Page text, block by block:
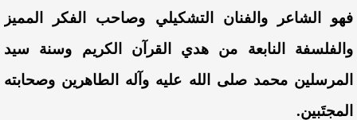
فهو الشاعر والفنان التشكيلي وصاحب الفكر المميز
والفلسفة النابعة من هدي القرآن الكريم وسنة سيد
المرسلين محمد صلى الله عليه وآله الطاهرين وصحابته
المجتَبين.